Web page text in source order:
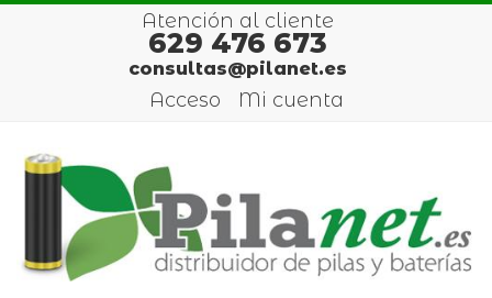
Atención al cliente
629 476 673
consultas@pilanet.es
Acceso Mi cuenta